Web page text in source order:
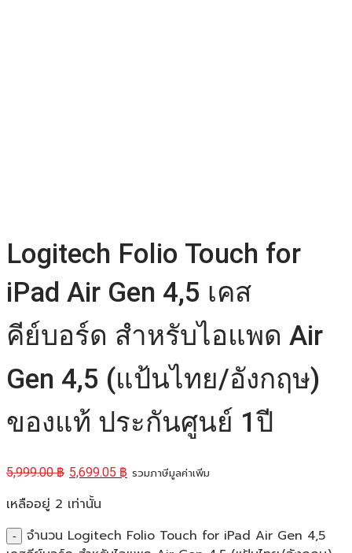
Logitech Folio Touch for
iPad Air Gen 4,5 เคส
คีย์บอร์ด สำหรับไอแพด Air
Gen 4,5 (แป้นไทย/อังกฤษ)
ของแท้ ประกันศูนย์ 1ปี
5,999.00฿ 5,699.05 ฿ รวมภาษีมูลค่าเพิ่ม
เหลืออยู่ 2 เท่านั้น
จำนวน Logitech Folio Touch for iPad Air Gen 4,5